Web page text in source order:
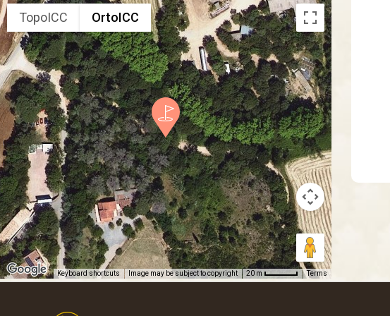
TopoICC OrtoICC
Keyboard shortcuts Image may be subject to copyright 20 m Terms